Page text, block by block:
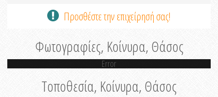
Προσθέστε την επιχείρησή σας!
Φωτογραφίες, Κοίνυρα, Θάσος
Error
Τοποθεσία, Κοίνυρα, Θάσος